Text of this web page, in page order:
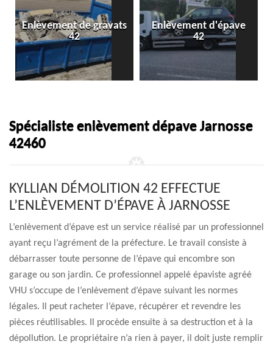
Enlèvement de gravats
42
Enlèvement d'épave
42
Spécialiste enlèvement dépave Jarnosse
42460
KYLLIAN DÉMOLITION 42 EFFECTUE
L’ENLÈVEMENT D’ÉPAVE À JARNOSSE
L’enlèvement d’épave est un service réalisé par un professionnel
ayant reçu l’agrément de la préfecture. Le travail consiste à
débarrasser toute personne de l’épave qui encombre son
garage ou son jardin. Ce professionnel appelé épaviste agréé
VHU s’occupe de l’enlèvement d’épave suivant les normes
légales. Il peut racheter l’épave, récupérer et revendre les
pièces réutilisables. Il procède ensuite à sa destruction et à la
dépollution. Le propriétaire n’a rien à payer, il doit juste remplir